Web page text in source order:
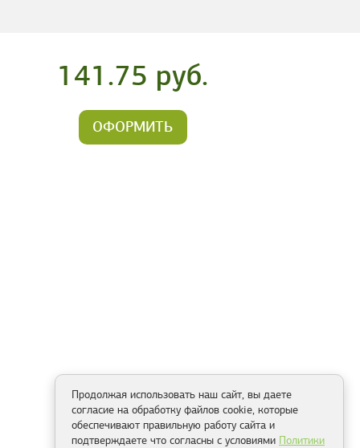
141.75 руб.
ОФОРМИТЬ
Продолжая использовать наш сайт, вы даете
согласие на обработку файлов cookie, которые
обеспечивают правильную работу сайта и
подтверждаете что согласны с условиями Политики